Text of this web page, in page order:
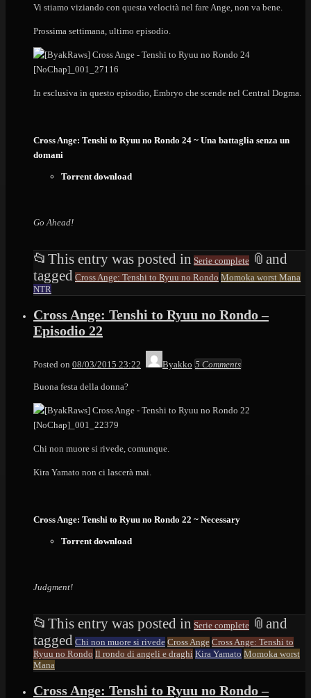
Vi stiamo viziando con questa velocità nel fare Ange, non va bene.
Prossima settimana, ultimo episodio.
In esclusiva in questo episodio, Embryo che scende nel Central Dogma.
Cross Ange: Tenshi to Ryuu no Rondo 24 ~ Una battaglia senza un
domani
Torrent download
Go Ahead!
📂 This entry was posted in Serie complete 📎 and
tagged Cross Ange: Tenshi to Ryuu no Rondo Momoka worst Mana
NTR
Cross Ange: Tenshi to Ryuu no Rondo –
Episodio 22
Posted on 08/03/2015 23:22 Byakko 5 Comments
Buona festa della donna?
Chi non muore si rivede, comunque.
Kira Yamato non ci lascerà mai.
Cross Ange: Tenshi to Ryuu no Rondo 22 ~ Necessary
Torrent download
Judgment!
📂 This entry was posted in Serie complete 📎 and
tagged Chi non muore si rivede Cross Ange Cross Ange: Tenshi to
Ryuu no Rondo Il rondo di angeli e draghi Kira Yamato Momoka worst
Mana
Cross Ange: Tenshi to Ryuu no Rondo –